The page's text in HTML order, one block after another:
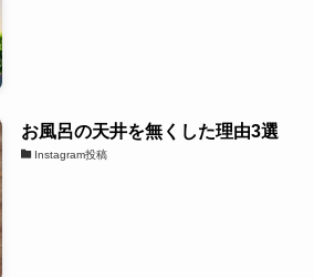
お風呂の天井を無くした理由3選
Instagram投稿